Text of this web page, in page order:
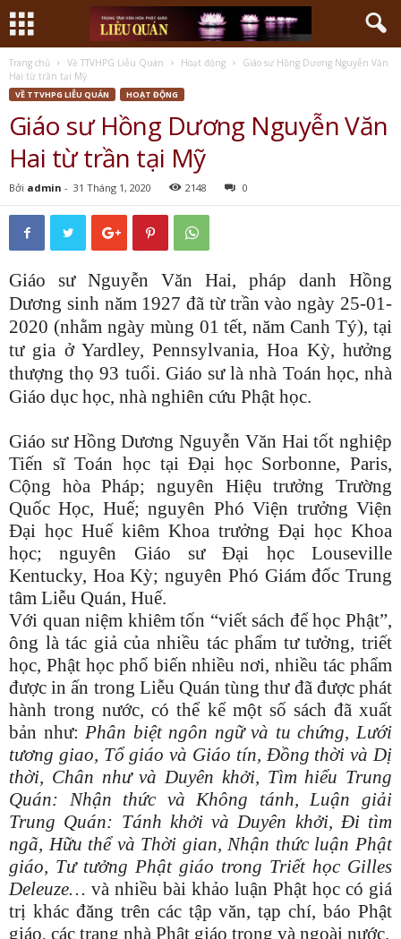
Trang chủ Về TTVHPG Liễu Quán Hoạt động
Giáo sư Hồng Dương Nguyễn Văn
Hai từ trần tại Mỹ
VỀ TTVHPG LIỄU QUÁN HOẠT ĐỘNG
Giáo sư Hồng Dương Nguyễn Văn
Hai từ trần tại Mỹ
Bởi admin - 31 Tháng 1, 2020 2148 0
Giáo sư Nguyễn Văn Hai, pháp danh Hồng
Dương sinh năm 1927 đã từ trần vào ngày 25-01-
2020 (nhằm ngày mùng 01 tết, năm Canh Tý), tại
tư gia ở Yardley, Pennsylvania, Hoa Kỳ, hưởng
thượng thọ 93 tuổi. Giáo sư là nhà Toán học, nhà
Giáo dục học, nhà nghiên cứu Phật học.
Giáo sư Hồng Dương Nguyễn Văn Hai tốt nghiệp
Tiến sĩ Toán học tại Đại học Sorbonne, Paris,
Cộng hòa Pháp; nguyên Hiệu trưởng Trường
Quốc Học, Huế; nguyên Phó Viện trưởng Viện
Đại học Huế kiêm Khoa trưởng Đại học Khoa
học; nguyên Giáo sư Đại học Louseville
Kentucky, Hoa Kỳ; nguyên Phó Giám đốc Trung
tâm Liễu Quán, Huế.
Với quan niệm khiêm tốn “viết sách để học Phật”,
ông là tác giả của nhiều tác phẩm tư tưởng, triết
học, Phật học phổ biến nhiều nơi, nhiều tác phẩm
được in ấn trong Liễu Quán tùng thư đã được phát
hành trong nước, có thể kể một số sách đã xuất
bản như:Phân biệt ngôn ngữ và tu chứng, Lưới
tương giao, Tổ giáo và Giáo tín, Đồng thời và Dị
thời, Chân như và Duyên khởi, Tìm hiểu Trung
Quán: Nhận thức và Không tánh, Luận giải
Trung Quán: Tánh khởi và Duyên khởi, Đi tìm
ngã, Hữu thể và Thời gian, Nhận thức luận Phật
giáo, Tư tưởng Phật giáo trong Triết học Gilles
Deleuze… và nhiều bài khảo luận Phật học có giá
trị khác đăng trên các tập văn, tạp chí, báo Phật
giáo, các trang nhà Phật giáo trong và ngoài nước.